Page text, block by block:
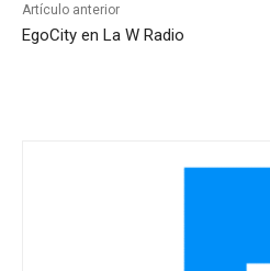
Artículo anterior
EgoCity en La W Radio